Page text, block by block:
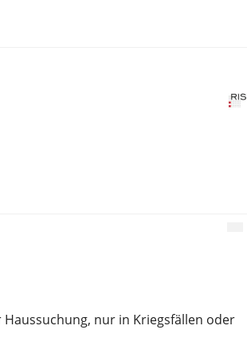
nur in Kriegsfällen oder